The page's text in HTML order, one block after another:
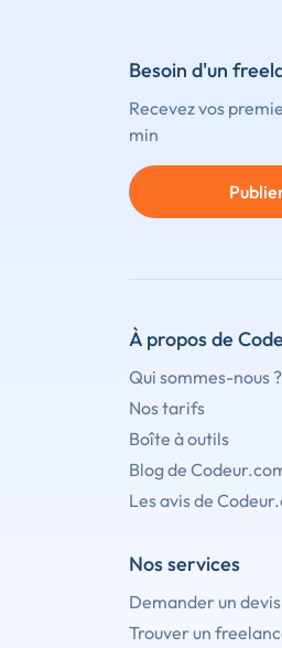
Besoin d'un
Recevez vos
min
À propos de
Qui sommes-nous ?
Nos tarifs
Boîte à outils
Blog de
Les avis de
Nos services
Demander un devis
Trouver un